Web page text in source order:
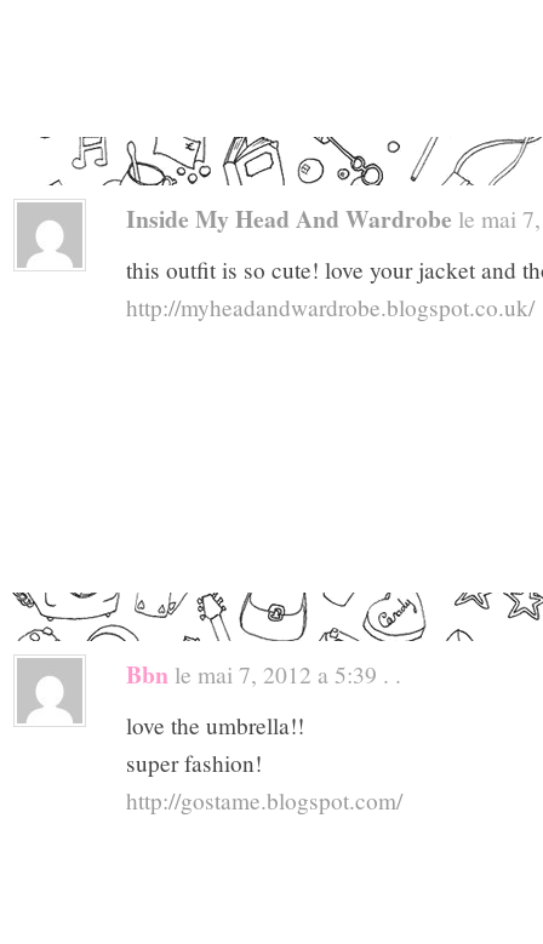
Inside My Head And Wardrobe le mai
this outfit is so cute! love your jacket and
http://myheadandwardrobe.blogspot.co.uk/
Bbn le mai 7, 2012 a 5:39 . .
love the umbrella!!
super fashion!
http://gostame.blogspot.com/